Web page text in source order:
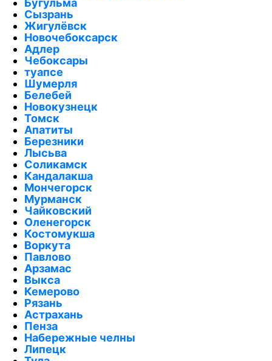
Сызрань
Жигулёвск
Новочебоксарск
Адлер
Чебоксары
туапсе
Шумерля
Белебей
Новокузнецк
Томск
Апатиты
Березники
Лысьва
Соликамск
Кандалакша
Мончегорск
Мурманск
Чайковский
Оленегорск
Костомукша
Воркута
Павлово
Арзамас
Выкса
Кемерово
Рязань
Астрахань
Пенза
Набережные челны
Липецк